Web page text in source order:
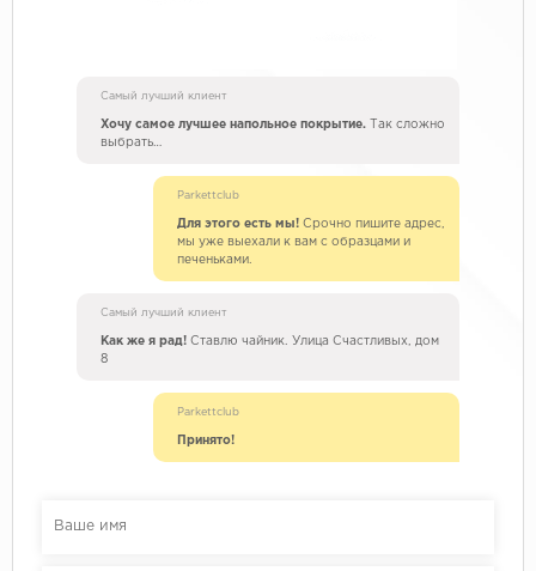
Самый лучший клиент
Хочу самое лучшее напольное покрытие. Так сложно
выбрать…
Parkettclub
Для этого есть мы! Срочно пишите адрес,
мы уже выехали к вам с образцами и
печеньками.
Самый лучший клиент
Как же я рад! Ставлю чайник. Улица Счастливых, дом
8
Parkettclub
Принято!